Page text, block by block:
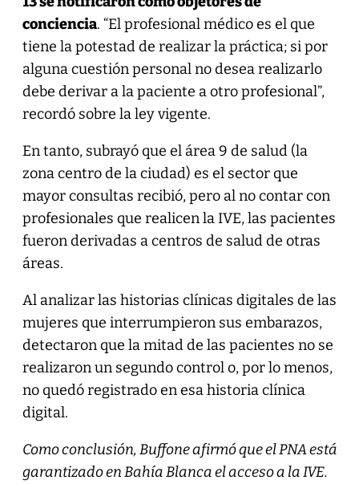
conciencia. “El profesional médico es el que
tiene la potestad de realizar la práctica; si por
alguna cuestión personal no desea realizarlo
debe derivar a la paciente a otro profesional”,
recordó sobre la ley vigente.
En tanto, subrayó que el área 9 de salud (la
zona centro de la ciudad) es el sector que
mayor consultas recibió, pero al no contar con
profesionales que realicen la IVE, las pacientes
fueron derivadas a centros de salud de otras
áreas.
Al analizar las historias clínicas digitales de las
mujeres que interrumpieron sus embarazos,
detectaron que la mitad de las pacientes no se
realizaron un segundo control o, por lo menos,
no quedó registrado en esa historia clínica
digital.
Como conclusión, Buffone afirmó que el PNA está
garantizado en Bahía Blanca el acceso a la IVE.